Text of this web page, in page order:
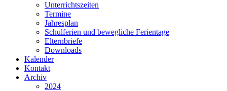
Unterrichtszeiten
Termine
Jahresplan
Schulferien und bewegliche Ferientage
Elternbriefe
Downloads
Kalender
Kontakt
Archiv
2024